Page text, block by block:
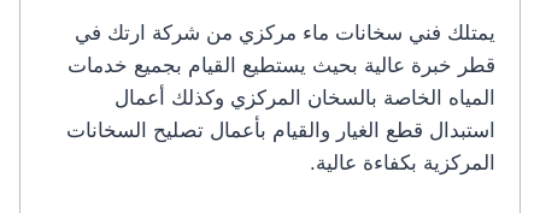
يمتلك فني سخانات ماء مركزي من شركة ارتك في
قطر خبرة عالية بحيث يستطيع القيام بجميع خدمات
المياه الخاصة بالسخان المركزي وكذلك أعمال
استبدال قطع الغيار والقيام بأعمال تصليح السخانات
المركزية بكفاءة عالية.